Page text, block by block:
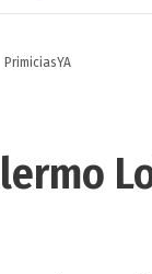
PrimiciasYA